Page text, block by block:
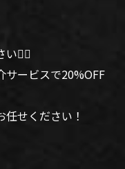
🙆‍♂️
サービスで20%OFF
せください！